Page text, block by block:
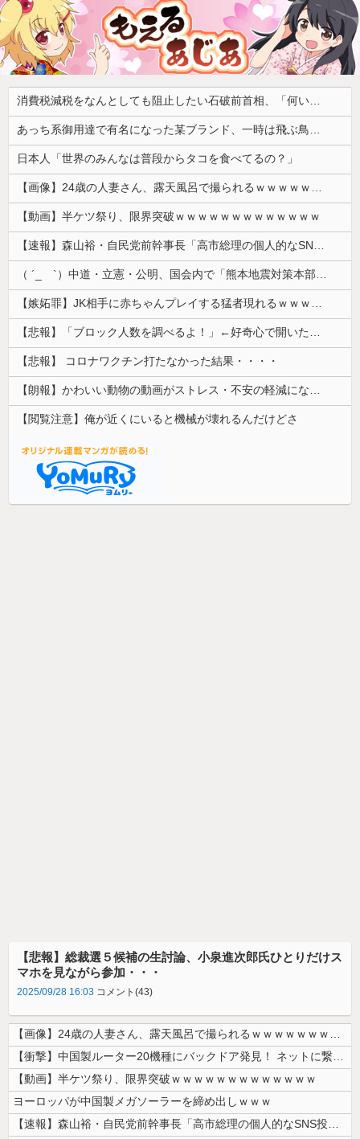
消費税減税をなんとしても阻止したい石破前首相、「何いってんのこいつ」と有権者をドン引きさせるよな屁理屈を……
あっち系御用達で有名になった某ブランド、一時は飛ぶ鳥を落とす勢いだったが今期の業績は……
日本人「世界のみんなは普段からタコを食べてるの？」
【画像】24歳の人妻さん、露天風呂で撮られるｗｗｗｗｗｗｗｗｗｗｗｗｗｗｗｗｗ
【動画】半ケツ祭り、限界突破ｗｗｗｗｗｗｗｗｗｗｗｗｗ
【速報】森山裕・自民党前幹事長「高市総理の個人的なSNS投稿が習近平主席を怒らせた」
（ ´_ゝ`）中道・立憲・公明、国会内で「熊本地震対策本部会議」各省庁からヒアリング・現地から意見聴取「パーティション、人手、宿泊施設の不足や、...
【嫉妬罪】JK相手に赤ちゃんプレイする猛者現れるｗｗｗｗｗ
【悲報】「ブロック人数を調べるよ！」←好奇心で開いたら終わるサイトだった【HotTweets】
【悲報】 コロナワクチン打たなかった結果・・・・
【朗報】かわいい動物の動画がストレス・不安の軽減になる可能性。英大学の研究で実証
【閲覧注意】俺が近くにいると機械が壊れるんだけどさ
【悲報】総裁選５候補の生討論、小泉進次郎氏ひとりだけス
マホを見ながら参加・・・
2025/09/28 16:03 コメント(43)
【画像】24歳の人妻さん、露天風呂で撮られるｗｗｗｗｗｗｗｗｗｗｗｗ...
【衝撃】中国製ルーター20機種にバックドア発見！ ネットに繋ぐだけで3...
【動画】半ケツ祭り、限界突破ｗｗｗｗｗｗｗｗｗｗｗｗｗ
ヨーロッパが中国製メガソーラーを締め出しｗｗｗ
【速報】森山裕・自民党前幹事長「高市総理の個人的なSNS投稿が習近平主...